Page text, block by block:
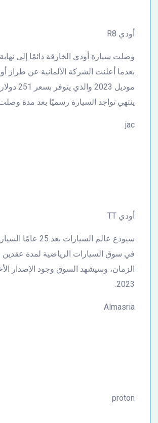
أودي R8
وصلت سيارة أودي الخارقة دائمًا إلى
موديل 2023
ينتهي تواجد السيارة رسميًا بعد مدة وصلت إلى 16
jac
أودي TT
سيودع عالم السيارات
في سوق السيارات الرياضية لمدة
الزمان، وسيشهد السوق وجود الإصدار
2023.
Almasria
proton